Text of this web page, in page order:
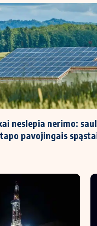
Finansai
Įmonės
Žemės
neslepia nerimo:
pavojingais